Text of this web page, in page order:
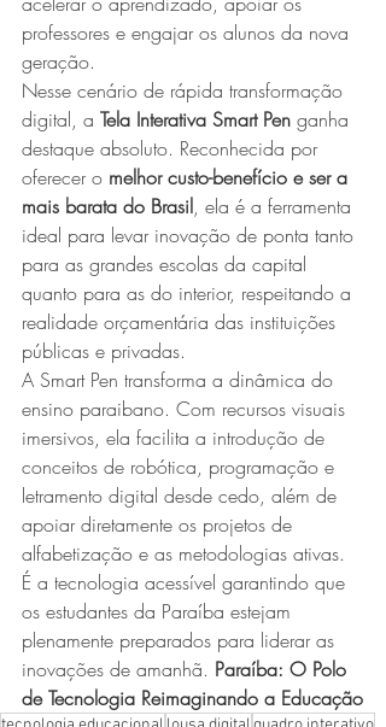
professores e engajar os alunos da nova
geração.
Nesse cenário de rápida transformação
digital, a Tela Interativa Smart Pen ganha
destaque absoluto. Reconhecida por
oferecer o melhor custo-benefício e ser a
mais barata do Brasil, ela é a ferramenta
ideal para levar inovação de ponta tanto
para as grandes escolas da capital
quanto para as do interior, respeitando a
realidade orçamentária das instituições
públicas e privadas.
A Smart Pen transforma a dinâmica do
ensino paraibano. Com recursos visuais
imersivos, ela facilita a introdução de
conceitos de robótica, programação e
letramento digital desde cedo, além de
apoiar diretamente os projetos de
alfabetização e as metodologias ativas.
É a tecnologia acessível garantindo que
os estudantes da Paraíba estejam
plenamente preparados para liderar as
inovações de amanhã. Paraíba: O Polo
de Tecnologia Reimaginando a Educação